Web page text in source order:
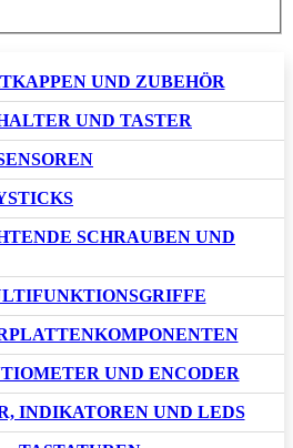
UND ZUBEHÖR
UND TASTER
SCHRAUBEN UND
UND ENCODER
INDIKATOREN UND LEDS